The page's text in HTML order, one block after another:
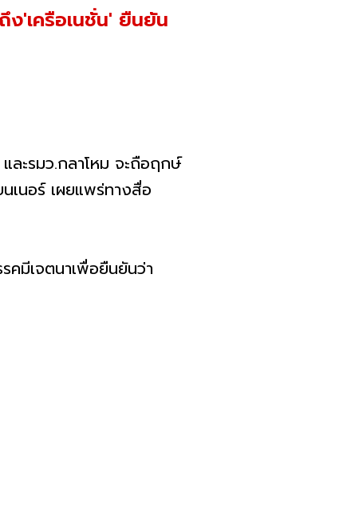
'เครือเนชั่น' ยืนยัน
และรมว.กลาโหม จะถือฤกษ์
เนอร์ เผยแพร่ทางสื่อ
มีเจตนาเพื่อยืนยันว่า